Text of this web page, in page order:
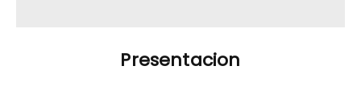
Presentacion